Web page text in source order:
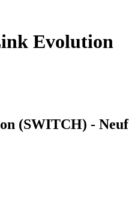
Evolution
(SWITCH) - Neuf